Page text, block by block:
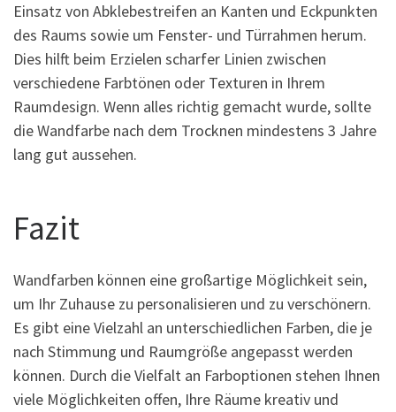
Einsatz von Abklebestreifen an Kanten und Eckpunkten
des Raums sowie um Fenster- und Türrahmen herum.
Dies hilft beim Erzielen scharfer Linien zwischen
verschiedene Farbtönen oder Texturen in Ihrem
Raumdesign. Wenn alles richtig gemacht wurde, sollte
die Wandfarbe nach dem Trocknen mindestens 3 Jahre
lang gut aussehen.
Fazit
Wandfarben können eine großartige Möglichkeit sein,
um Ihr Zuhause zu personalisieren und zu verschönern.
Es gibt eine Vielzahl an unterschiedlichen Farben, die je
nach Stimmung und Raumgröße angepasst werden
können. Durch die Vielfalt an Farboptionen stehen Ihnen
viele Möglichkeiten offen, Ihre Räume kreativ und